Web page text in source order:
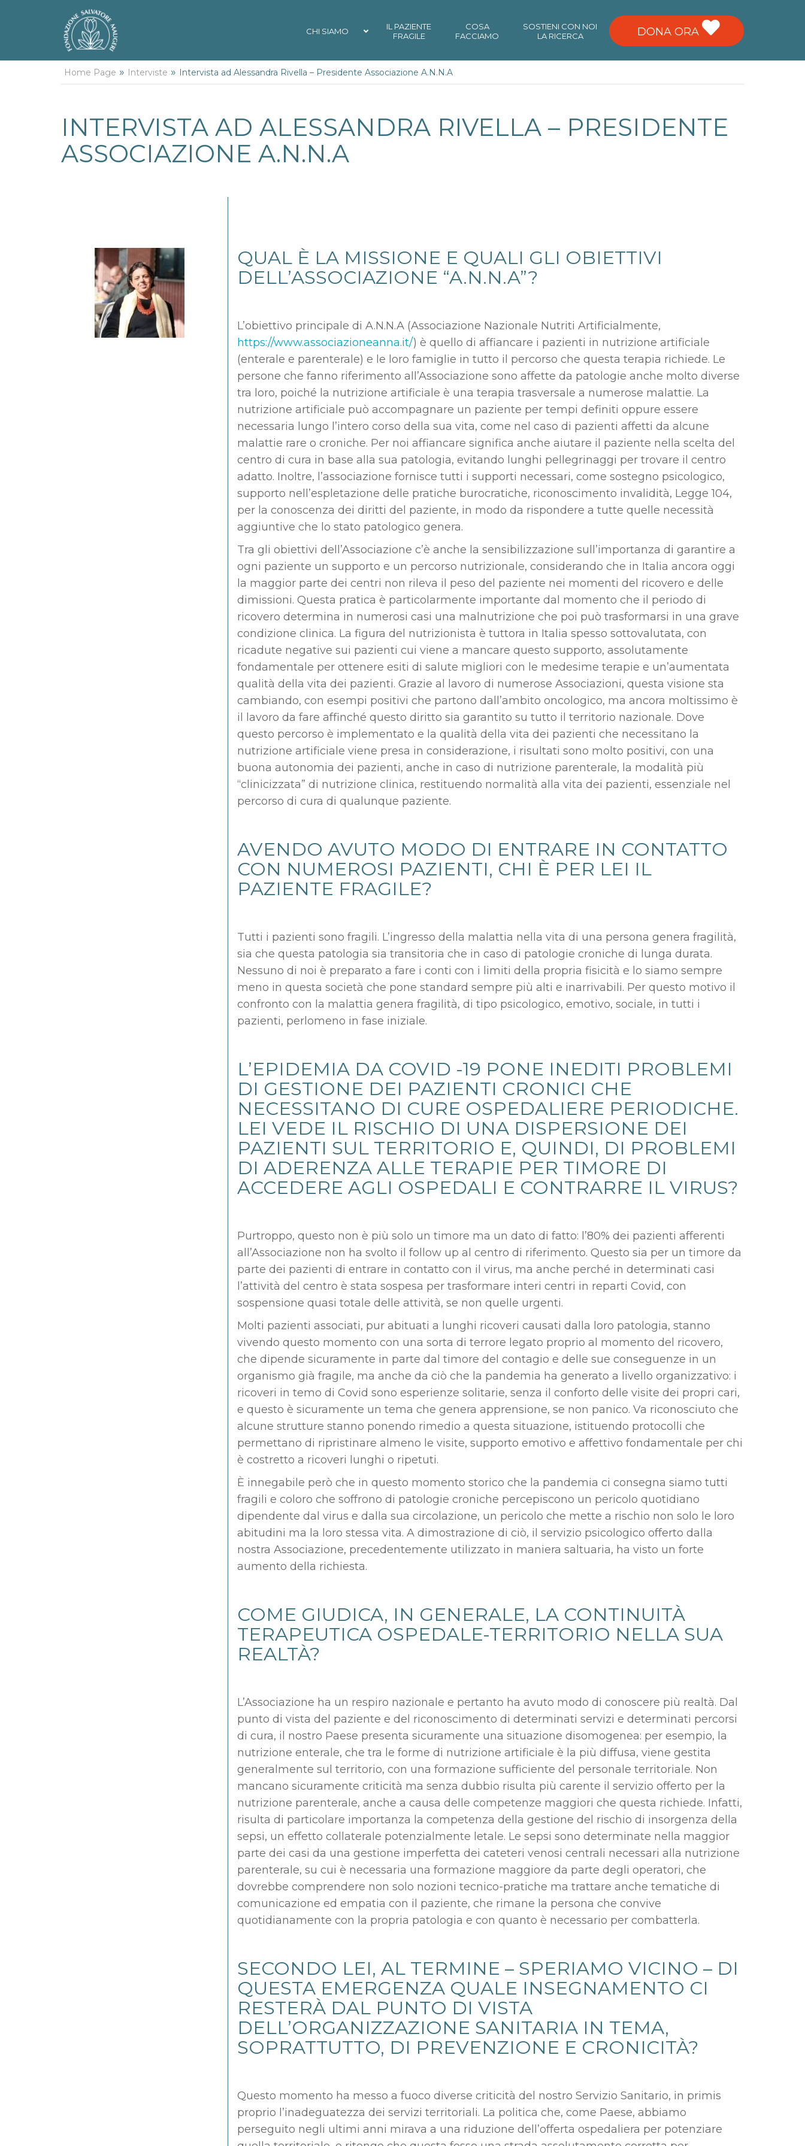
CHI SIAMO
IL PAZIENTE
FRAGILE
COSA
FACCIAMO
SOSTIENI CON NOI
LA RICERCA
DONA ORA
Home Page » Interviste » Intervista ad Alessandra Rivella – Presidente Associazione A.N.N.A
INTERVISTA AD ALESSANDRA RIVELLA – PRESIDENTE
ASSOCIAZIONE A.N.N.A
QUAL È LA MISSIONE E QUALI GLI OBIETTIVI
DELL’ASSOCIAZIONE “A.N.N.A”?
L’obiettivo principale di A.N.N.A (Associazione Nazionale Nutriti Artificialmente,
https://www.associazioneanna.it/) è quello di affiancare i pazienti in nutrizione artificiale
(enterale e parenterale) e le loro famiglie in tutto il percorso che questa terapia richiede. Le
persone che fanno riferimento all’Associazione sono affette da patologie anche molto diverse
tra loro, poiché la nutrizione artificiale è una terapia trasversale a numerose malattie. La
nutrizione artificiale può accompagnare un paziente per tempi definiti oppure essere
necessaria lungo l’intero corso della sua vita, come nel caso di pazienti affetti da alcune
malattie rare o croniche. Per noi affiancare significa anche aiutare il paziente nella scelta del
centro di cura in base alla sua patologia, evitando lunghi pellegrinaggi per trovare il centro
adatto. Inoltre, l’associazione fornisce tutti i supporti necessari, come sostegno psicologico,
supporto nell’espletazione delle pratiche burocratiche, riconoscimento invalidità, Legge 104,
per la conoscenza dei diritti del paziente, in modo da rispondere a tutte quelle necessità
aggiuntive che lo stato patologico genera.
Tra gli obiettivi dell’Associazione c’è anche la sensibilizzazione sull’importanza di garantire a
ogni paziente un supporto e un percorso nutrizionale, considerando che in Italia ancora oggi
la maggior parte dei centri non rileva il peso del paziente nei momenti del ricovero e delle
dimissioni. Questa pratica è particolarmente importante dal momento che il periodo di
ricovero determina in numerosi casi una malnutrizione che poi può trasformarsi in una grave
condizione clinica. La figura del nutrizionista è tuttora in Italia spesso sottovalutata, con
ricadute negative sui pazienti cui viene a mancare questo supporto, assolutamente
fondamentale per ottenere esiti di salute migliori con le medesime terapie e un’aumentata
qualità della vita dei pazienti. Grazie al lavoro di numerose Associazioni, questa visione sta
cambiando, con esempi positivi che partono dall’ambito oncologico, ma ancora moltissimo è
il lavoro da fare affinché questo diritto sia garantito su tutto il territorio nazionale. Dove
questo percorso è implementato e la qualità della vita dei pazienti che necessitano la
nutrizione artificiale viene presa in considerazione, i risultati sono molto positivi, con una
buona autonomia dei pazienti, anche in caso di nutrizione parenterale, la modalità più
“clinicizzata” di nutrizione clinica, restituendo normalità alla vita dei pazienti, essenziale nel
percorso di cura di qualunque paziente.
AVENDO AVUTO MODO DI ENTRARE IN CONTATTO
CON NUMEROSI PAZIENTI, CHI È PER LEI IL
PAZIENTE FRAGILE?
Tutti i pazienti sono fragili. L’ingresso della malattia nella vita di una persona genera fragilità,
sia che questa patologia sia transitoria che in caso di patologie croniche di lunga durata.
Nessuno di noi è preparato a fare i conti con i limiti della propria fisicità e lo siamo sempre
meno in questa società che pone standard sempre più alti e inarrivabili. Per questo motivo il
confronto con la malattia genera fragilità, di tipo psicologico, emotivo, sociale, in tutti i
pazienti, perlomeno in fase iniziale.
L’EPIDEMIA DA COVID -19 PONE INEDITI PROBLEMI
DI GESTIONE DEI PAZIENTI CRONICI CHE
NECESSITANO DI CURE OSPEDALIERE PERIODICHE.
LEI VEDE IL RISCHIO DI UNA DISPERSIONE DEI
PAZIENTI SUL TERRITORIO E, QUINDI, DI PROBLEMI
DI ADERENZA ALLE TERAPIE PER TIMORE DI
ACCEDERE AGLI OSPEDALI E CONTRARRE IL VIRUS?
Purtroppo, questo non è più solo un timore ma un dato di fatto: l’80% dei pazienti afferenti
all’Associazione non ha svolto il follow up al centro di riferimento. Questo sia per un timore da
parte dei pazienti di entrare in contatto con il virus, ma anche perché in determinati casi
l’attività del centro è stata sospesa per trasformare interi centri in reparti Covid, con
sospensione quasi totale delle attività, se non quelle urgenti.
Molti pazienti associati, pur abituati a lunghi ricoveri causati dalla loro patologia, stanno
vivendo questo momento con una sorta di terrore legato proprio al momento del ricovero,
che dipende sicuramente in parte dal timore del contagio e delle sue conseguenze in un
organismo già fragile, ma anche da ciò che la pandemia ha generato a livello organizzativo: i
ricoveri in temo di Covid sono esperienze solitarie, senza il conforto delle visite dei propri cari,
e questo è sicuramente un tema che genera apprensione, se non panico. Va riconosciuto che
alcune strutture stanno ponendo rimedio a questa situazione, istituendo protocolli che
permettano di ripristinare almeno le visite, supporto emotivo e affettivo fondamentale per chi
è costretto a ricoveri lunghi o ripetuti.
È innegabile però che in questo momento storico che la pandemia ci consegna siamo tutti
fragili e coloro che soffrono di patologie croniche percepiscono un pericolo quotidiano
dipendente dal virus e dalla sua circolazione, un pericolo che mette a rischio non solo le loro
abitudini ma la loro stessa vita. A dimostrazione di ciò, il servizio psicologico offerto dalla
nostra Associazione, precedentemente utilizzato in maniera saltuaria, ha visto un forte
aumento della richiesta.
COME GIUDICA, IN GENERALE, LA CONTINUITÀ
TERAPEUTICA OSPEDALE-TERRITORIO NELLA SUA
REALTÀ?
L’Associazione ha un respiro nazionale e pertanto ha avuto modo di conoscere più realtà. Dal
punto di vista del paziente e del riconoscimento di determinati servizi e determinati percorsi
di cura, il nostro Paese presenta sicuramente una situazione disomogenea: per esempio, la
nutrizione enterale, che tra le forme di nutrizione artificiale è la più diffusa, viene gestita
generalmente sul territorio, con una formazione sufficiente del personale territoriale. Non
mancano sicuramente criticità ma senza dubbio risulta più carente il servizio offerto per la
nutrizione parenterale, anche a causa delle competenze maggiori che questa richiede. Infatti,
risulta di particolare importanza la competenza della gestione del rischio di insorgenza della
sepsi, un effetto collaterale potenzialmente letale. Le sepsi sono determinate nella maggior
parte dei casi da una gestione imperfetta dei cateteri venosi centrali necessari alla nutrizione
parenterale, su cui è necessaria una formazione maggiore da parte degli operatori, che
dovrebbe comprendere non solo nozioni tecnico-pratiche ma trattare anche tematiche di
comunicazione ed empatia con il paziente, che rimane la persona che convive
quotidianamente con la propria patologia e con quanto è necessario per combatterla.
SECONDO LEI, AL TERMINE – SPERIAMO VICINO – DI
QUESTA EMERGENZA QUALE INSEGNAMENTO CI
RESTERÀ DAL PUNTO DI VISTA
DELL’ORGANIZZAZIONE SANITARIA IN TEMA,
SOPRATTUTTO, DI PREVENZIONE E CRONICITÀ?
Questo momento ha messo a fuoco diverse criticità del nostro Servizio Sanitario, in primis
proprio l’inadeguatezza dei servizi territoriali. La politica che, come Paese, abbiamo
perseguito negli ultimi anni mirava a una riduzione dell’offerta ospedaliera per potenziare